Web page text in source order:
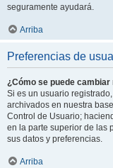
seguramente ayudará.
Arriba
Preferencias de
¿Cómo se puede
Si es un usuario
archivados en nuestra
Control de Usuario;
en la parte superior de las
sus datos y preferencias.
Arriba